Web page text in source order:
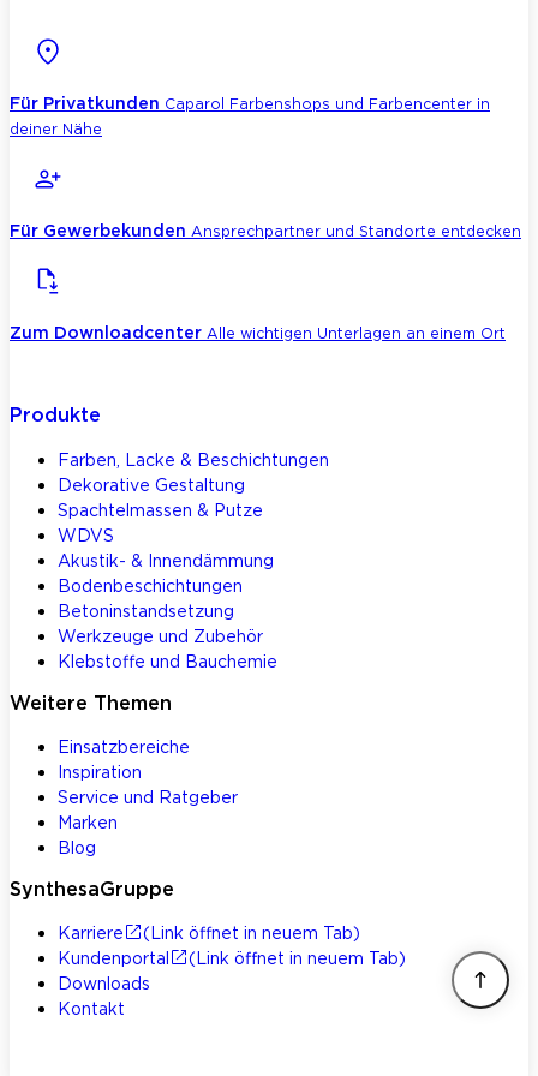
Für Privatkunden Caparol Farbenshops und Farbencenter in
deiner Nähe
Für Gewerbekunden Ansprechpartner und Standorte entdecken
Zum Downloadcenter Alle wichtigen Unterlagen an einem Ort
Produkte
Farben, Lacke & Beschichtungen
Dekorative Gestaltung
Spachtelmassen & Putze
WDVS
Akustik- & Innendämmung
Bodenbeschichtungen
Betoninstandsetzung
Werkzeuge und Zubehör
Klebstoffe und Bauchemie
Weitere Themen
Einsatzbereiche
Inspiration
Service und Ratgeber
Marken
Blog
SynthesaGruppe
Karriere
(Link öffnet in neuem Tab)
Kundenportal
(Link öffnet in neuem Tab)
Downloads
Kontakt